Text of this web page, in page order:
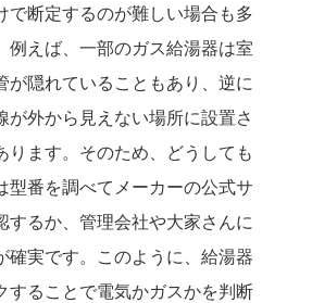
で断定するのが難しい場合も多
例えば、一部のガス給湯器は室
が隠れていることもあり、逆に
が外から見えない場所に設置さ
ります。そのため、どうしても
型番を調べてメーカーの公式サ
するか、管理会社や大家さんに
確実です。このように、給湯器
することで電気かガスかを判断